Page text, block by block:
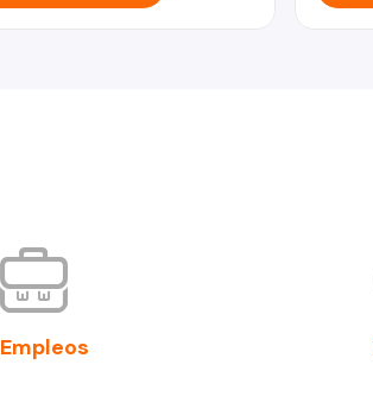
Empleos